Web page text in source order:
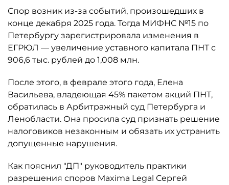
Спор возник из-за событий, произошедших в
конце декабря 2025 года. Тогда МИФНС №15 по
Петербургу зарегистрировала изменения в
ЕГРЮЛ — увеличение уставного капитала ПНТ с
906,6 тыс. рублей до 1,008 млн.
После этого, в феврале этого года, Елена
Васильева, владеющая 45% пакетом акций ПНТ,
обратилась в Арбитражный суд Петербурга и
Ленобласти. Она просила суд признать решение
налоговиков незаконным и обязать их устранить
допущенные нарушения.
Как пояснил "ДП" руководитель практики
разрешения споров Maxima Legal Сергей